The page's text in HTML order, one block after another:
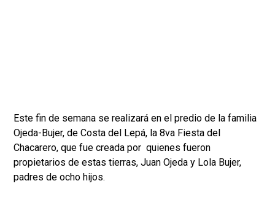
Este fin de semana se realizará en el predio de la familia
Ojeda-Bujer, de Costa del Lepá, la 8va Fiesta del
Chacarero, que fue creada por quienes fueron
propietarios de estas tierras, Juan Ojeda y Lola Bujer,
padres de ocho hijos.